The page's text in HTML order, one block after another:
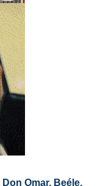
Omar, Beéle,